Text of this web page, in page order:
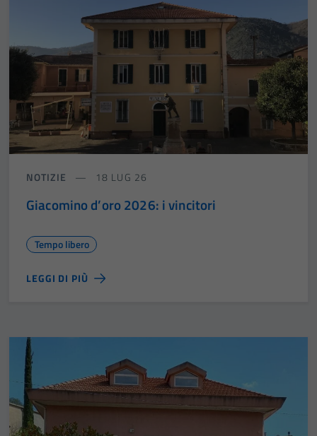
NOTIZIE 18 LUG 26
Giacomino d’oro 2026: i vincitori
Tempo libero
LEGGI DI PIÙ